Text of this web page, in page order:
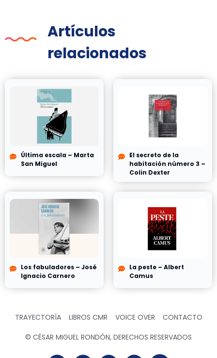
Artículos
relacionados
Última escala – Marta
San Miguel
El secreto de la
habitación número 3 –
Colin Dexter
Los fabuladores – José
Ignacio Carnero
La peste – Albert
Camus
TRAYECTORÍA LIBROS CMR VOICE OVER CONTACTO
© CÉSAR MIGUEL RONDÓN, DERECHOS RESERVADOS